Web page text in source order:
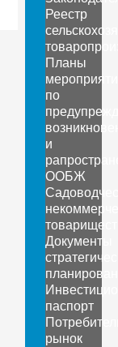
Реестр
Планы
по
и
ООБЖ
Документы
паспорт
рынок